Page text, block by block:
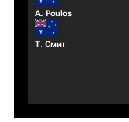
A. Poulos
Т. Смит